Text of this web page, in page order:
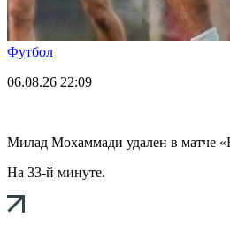
Футбол
06.08.26 22:09
Милад Мохаммади удален в матче
На 33-й минуте.